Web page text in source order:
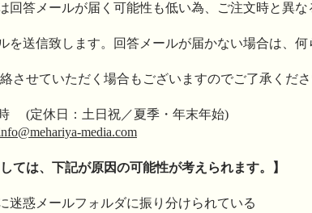
回答メールが届く可能性も低い為、ご注文時と異
を送信致します。回答メールが届かない場合は、
させていただく場合もございますのでご了承くださ
(定休日：土日祝／夏季・年末年始)
media.com
ては、下記が原因の可能性が考えられます。】
迷惑メールフォルダに振り分けられている